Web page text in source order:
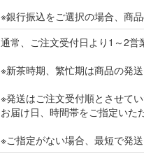
※銀行振込をご選択の場合、商
通常、ご注文受付日より1～2営
※新茶時期、繁忙期は商品の発
※発送はご注文受付順とさせて
お届け日、時間帯をご指定いた
※ご指定がない場合、最短で発送